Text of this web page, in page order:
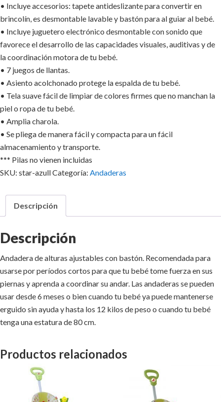
• Incluye accesorios: tapete antideslizante para convertir en
brincolín, es desmontable lavable y bastón para al guiar al bebé.
• Incluye juguetero electrónico desmontable con sonido que
favorece el desarrollo de las capacidades visuales, auditivas y de
la coordinación motora de tu bebé.
• 7 juegos de llantas.
• Asiento acolchonado protege la espalda de tu bebé.
• Tela suave fácil de limpiar de colores firmes que no manchan la
piel o ropa de tu bebé.
• Amplia charola.
• Se pliega de manera fácil y compacta para un fácil
almacenamiento y transporte.
*** Pilas no vienen incluidas
SKU: star-azullCategoría: Andaderas
Descripción
Descripción
Andadera de alturas ajustables con bastón. Recomendada para
usarse por períodos cortos para que tu bebé tome fuerza en sus
piernas y aprenda a coordinar su andar. Las andaderas se pueden
usar desde 6 meses o bien cuando tu bebé ya puede mantenerse
erguido sin ayuda y hasta los 12 kilos de peso o cuando tu bebé
tenga una estatura de 80 cm.
Productos relacionados